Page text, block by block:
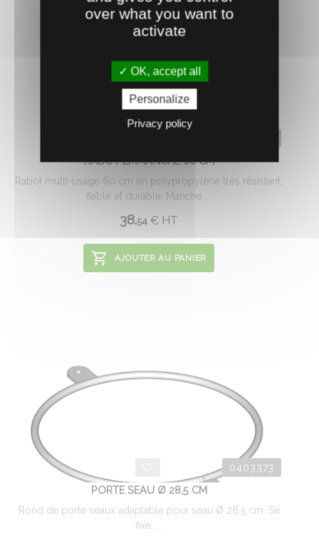
RABOT EMMANCHÉ 66 CM
Rabot multi-usage 60 cm en polypropylène très résistant,
fiable et durable. Manche ...
38.54 € HT
AJOUTER AU PANIER
0403373
PORTE SEAU Ø 28,5 CM
Rond de porte seaux adaptable pour seau Ø 28.5 cm. Se
fixe, ...
over what you want to
activate
OK, accept all
Personalize
Privacy policy